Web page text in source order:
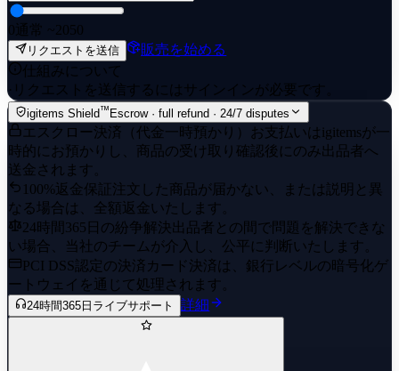
0 通常 ~2050
リクエストを送信
販売を始める
仕組みについて
· リクエストを送信するにはサインインが必要です。
igitems Shield™ Escrow · full refund · 24/7 disputes
エスクロー決済（代金一時預かり） お支払いはigitemsが一
時的にお預かりし、商品の受け取り確認後にのみ出品者へ
送金されます。
100%返金保証 注文した商品が届かない、または説明と異
なる場合は、全額返金いたします。
24時間365日の紛争解決出品者との間で問題を解決できな
い場合、当社のチームが介入し、公平に判断いたします。
PCI DSS認定の決済 カード決済は、銀行レベルの暗号化ゲ
ートウェイを通じて処理されます。
24時間365日ライブサポート 詳細